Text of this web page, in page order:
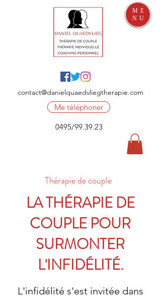
contact@danielquaedvliegtherapie.com
Me téléphoner
0495/99.39.23
ME
NU
Thérapie de couple
LA THÉRAPIE DE
COUPLE POUR
SURMONTER
L'INFIDÉLITÉ.
L'infidélité s'est invitée dans